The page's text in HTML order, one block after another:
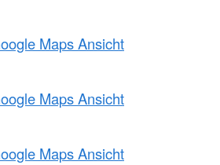
Maps Ansicht
Maps Ansicht
Maps Ansicht